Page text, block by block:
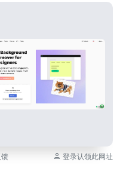
登录认领此网址